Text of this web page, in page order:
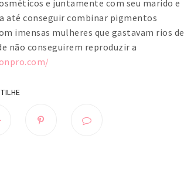
e juntamente com seu marido e
até conseguir combinar pigmentos
imensas mulheres que gastavam rios de
não conseguirem reproduzir a